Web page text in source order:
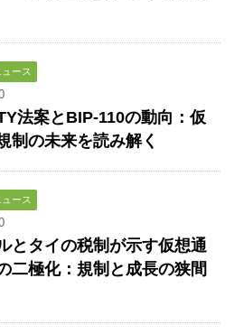
ース
法案とBIP-110の動向：仮
制の未来を読み解く
ース
とタイの税制が示す仮想通
二極化：規制と成長の狭間